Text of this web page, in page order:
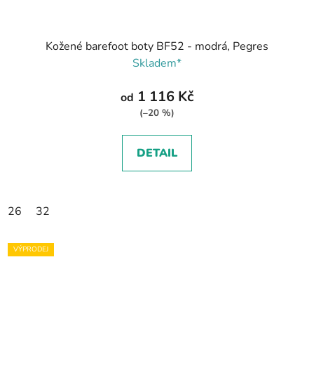
Kožené barefoot boty BF52 - modrá, Pegres
Skladem*
od 1 116 Kč
(–20 %)
DETAIL
26 32
VÝPRODEJ